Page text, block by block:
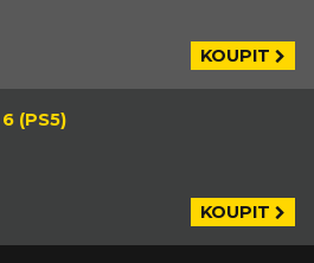
KOUPIT
(PS5)
KOUPIT